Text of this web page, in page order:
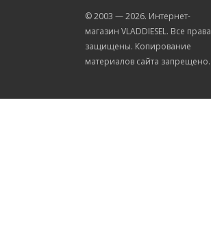
© 2003 —2026. Интернет-
магазин VLADDIESEL. Все права
защищены. Копирование
материалов сайта запрещено.